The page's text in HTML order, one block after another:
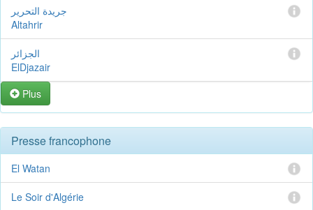
جريدة التحرير
Altahrir
الجزائر
ElDjazair
Plus
Presse francophone
El Watan
Le Soir d'Algérie